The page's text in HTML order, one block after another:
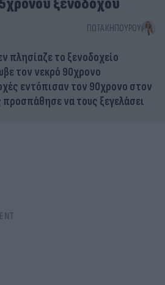
ξενοδόχου
ΓΙΏΤΑ ΚΗΠΟΥΡΟΎ
πλησίαζε το ξενοδοχείο
τον νεκρό 90χρονο
εντόπισαν τον 90χρονο στον
να τους ξεγελάσει